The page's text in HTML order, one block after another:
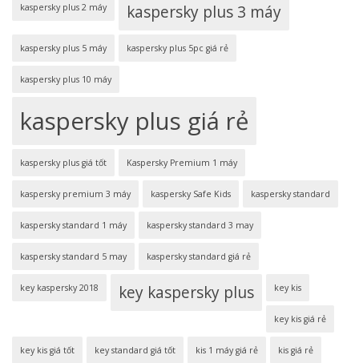
kaspersky plus 2 máy kaspersky plus 3 máy
kaspersky plus 5 máy kaspersky plus 5pc giá rẻ
kaspersky plus 10 máy
kaspersky plus giá rẻ
kaspersky plus giá tốt Kaspersky Premium 1 máy
kaspersky premium 3 máy kaspersky Safe Kids kaspersky standard
kaspersky standard 1 máy kaspersky standard 3 may
kaspersky standard 5 may kaspersky standard giá rẻ
key kaspersky 2018 key kaspersky plus key kis
key kis giá rẻ
key kis giá tốt key standard giá tốt kis 1 máy giá rẻ kis giá rẻ